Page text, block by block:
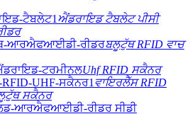
ਐਂਡਰਾਇਡ ਟੈਬਲੇਟ ਪੀਸੀ
ਬਲੂਟੁੱਥ RFID ਵਾਚ
Uhf RFID ਸਕੈਨਰ
ਵਾਇਰਲੈੱਸ RFID
ਸਕੈਨਰ